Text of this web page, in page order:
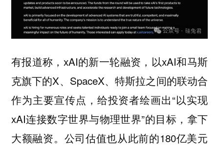
有报道称，xAI的新一轮融资，以xAI和马斯
克旗下的X、SpaceX、特斯拉之间的联动合
作为主要宣传点，给投资者绘画出“以实现
xAI连接数字世界与物理世界”的目标，拿下
大额融资。公司估值也从此前的180亿美元